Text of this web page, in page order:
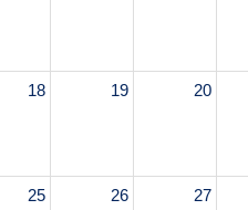
18 19 20
25 26 27